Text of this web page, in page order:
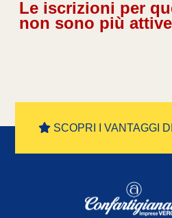
Le iscrizioni per
non sono più
SCOPRI I VANTAGGI